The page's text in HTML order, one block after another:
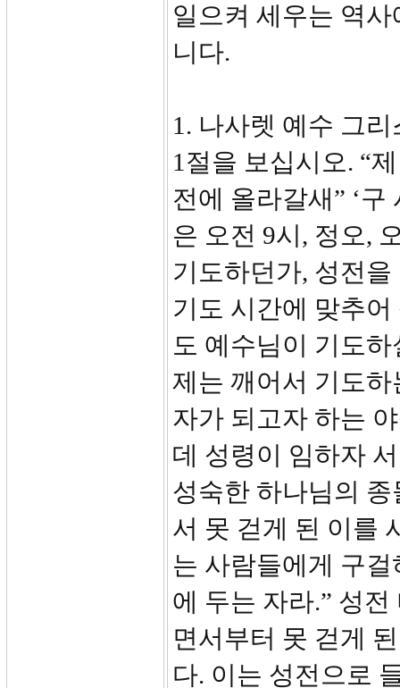
일으켜 세우는 역
니다.
1. 나사렛 예수 그
1절을 보십시오. “
전에 올라갈새” ‘
은 오전 9시, 정오,
기도하던가, 성전
기도 시간에 맞추
도 예수님이 기도
제는 깨어서 기도
자가 되고자 하는
데 성령이 임하자
성숙한 하나님의
서 못 걷게 된 이를
는 사람들에게 구
에 두는 자라.” 성
면서부터 못 걷게
다. 이는 성전으로